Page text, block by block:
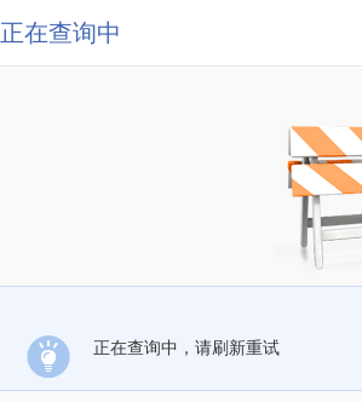
正在查询中
正在查询中，请刷新重试